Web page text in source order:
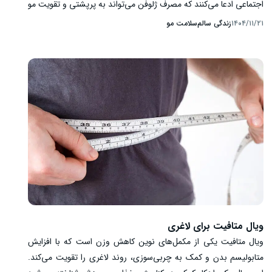
اجتماعی ادعا می‌کنند که مصرف ژلوفن می‌تواند به پرپشتی و تقویت مو
کمک کند. با این حال، ژلوفن در اصل یک داروی ضد درد و ضد التهاب
۱۴۰۴/۱۱/۲۱زندگی سالمسلامت مو
ویال متافیت برای لاغری
ویال متافیت یکی از مکمل‌های نوین کاهش وزن است که با افزایش
متابولیسم بدن و کمک به چربی‌سوزی، روند لاغری را تقویت می‌کند.